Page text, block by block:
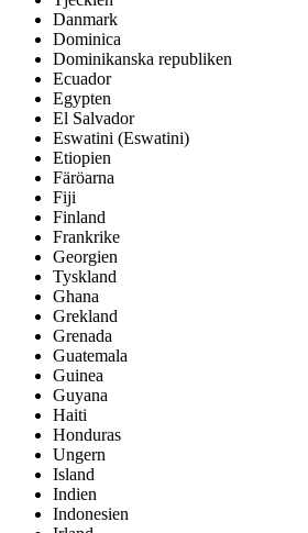
Danmark
Dominica
Dominikanska republiken
Ecuador
Egypten
El Salvador
Eswatini (Eswatini)
Etiopien
Färöarna
Fiji
Finland
Frankrike
Georgien
Tyskland
Ghana
Grekland
Grenada
Guatemala
Guinea
Guyana
Haiti
Honduras
Ungern
Island
Indien
Indonesien